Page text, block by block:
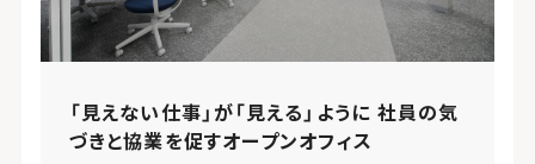
「見えない仕事」が「見える」ように 社員の気
づきと協業を促すオープンオフィス